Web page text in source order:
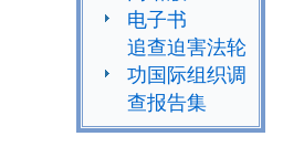
电子书
追查迫害法轮
功国际组织调
查报告集